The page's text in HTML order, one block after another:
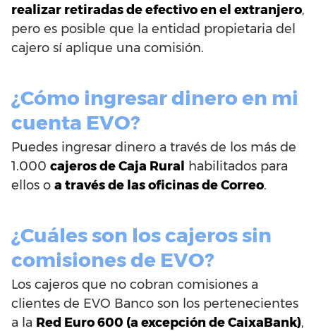
realizar retiradas de efectivo en el extranjero,
pero es posible que la entidad propietaria del
cajero sí aplique una comisión.
¿Cómo ingresar dinero en mi
cuenta EVO?
Puedes ingresar dinero a través de los más de
1.000 cajeros de Caja Rural habilitados para
ellos o a través de las oficinas de Correo.
¿Cuáles son los cajeros sin
comisiones de EVO?
Los cajeros que no cobran comisiones a
clientes de EVO Banco son los pertenecientes
a la Red Euro 600 (a excepción de CaixaBank),